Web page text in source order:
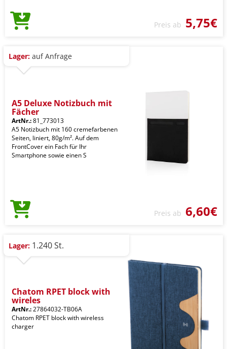
Preis ab 5,75€
Lager: auf Anfrage
A5 Deluxe Notizbuch mit
Fächer
ArtNr.:81_773013
A5 Notizbuch mit 160 cremefarbenen
Seiten, liniert, 80g/m². Auf dem
FrontCover ein Fach für Ihr
Smartphone sowie einen S
Preis ab 6,60€
Lager: 1.240 St.
Chatom RPET block with
wireles
ArtNr.:27864032-TB06A
Chatom RPET block with wireless
charger